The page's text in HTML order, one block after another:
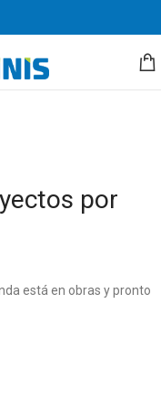
por
está en obras y pronto